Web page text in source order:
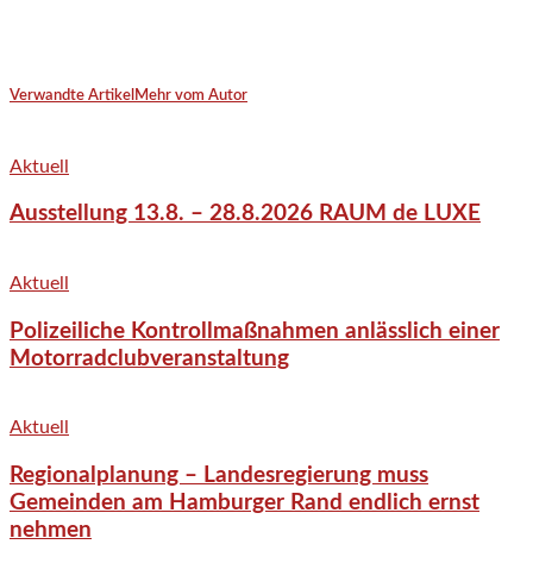
Verwandte Artikel Mehr vom Autor
Aktuell
Ausstellung 13.8. – 28.8.2026 RAUM de LUXE
Aktuell
Polizeiliche Kontrollmaßnahmen anlässlich einer
Motorradclubveranstaltung
Aktuell
Regionalplanung – Landesregierung muss
Gemeinden am Hamburger Rand endlich ernst
nehmen